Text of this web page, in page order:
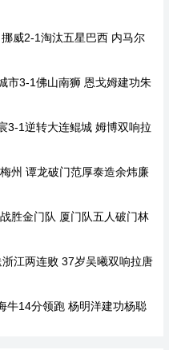
威2-1淘汰五星巴西 内马尔
市3-1佛山南狮 恩戈姆建功朱
3-1逆转大连鲲城 姆博双响拉
州 谭龙破门范厚泰造余炜廉
胜金门队 厦门队五人破门林
江两连败 37岁吴曦双响拉唐
牛14分领跑 杨明洋建功杨聪